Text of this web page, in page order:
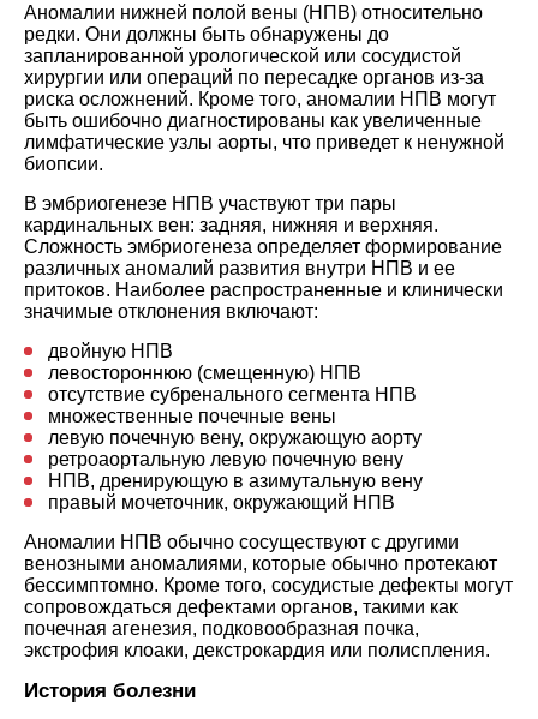
Аномалии нижней полой вены (НПВ) относительно
редки. Они должны быть обнаружены до
запланированной урологической или сосудистой
хирургии или операций по пересадке органов из-за
риска осложнений. Кроме того, аномалии НПВ могут
быть ошибочно диагностированы как увеличенные
лимфатические узлы аорты, что приведет к ненужной
биопсии.
В эмбриогенезе НПВ участвуют три пары
кардинальных вен: задняя, ​​нижняя и верхняя.
Сложность эмбриогенеза определяет формирование
различных аномалий развития внутри НПВ и ее
притоков. Наиболее распространенные и клинически
значимые отклонения включают:
двойную НПВ
левостороннюю (смещенную) НПВ
отсутствие субренального сегмента НПВ
множественные почечные вены
левую почечную вену, окружающую аорту
ретроаортальную левую почечную вену
НПВ, дренирующую в азимутальную вену
правый мочеточник, окружающий НПВ
Аномалии НПВ обычно сосуществуют с другими
венозными аномалиями, которые обычно протекают
бессимптомно. Кроме того, сосудистые дефекты могут
сопровождаться дефектами органов, такими как
почечная агенезия, подковообразная почка,
экстрофия клоаки, декстрокардия или полиспления.
История болезни